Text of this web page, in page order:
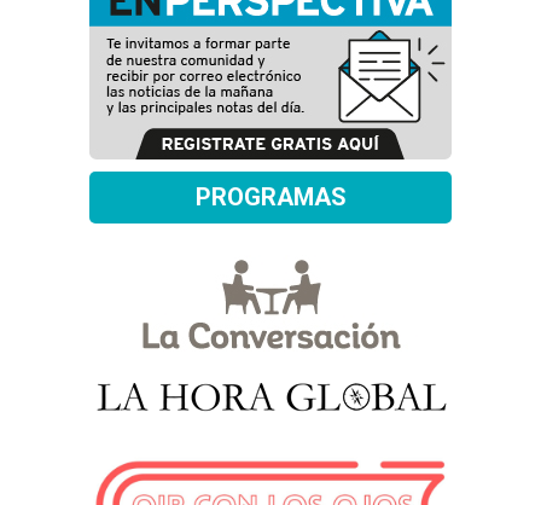
PROGRAMAS